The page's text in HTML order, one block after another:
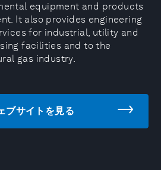
equipment and products
It also provides engineering
for industrial, utility and
facilities and to the
gas industry.
ブサイトを見る